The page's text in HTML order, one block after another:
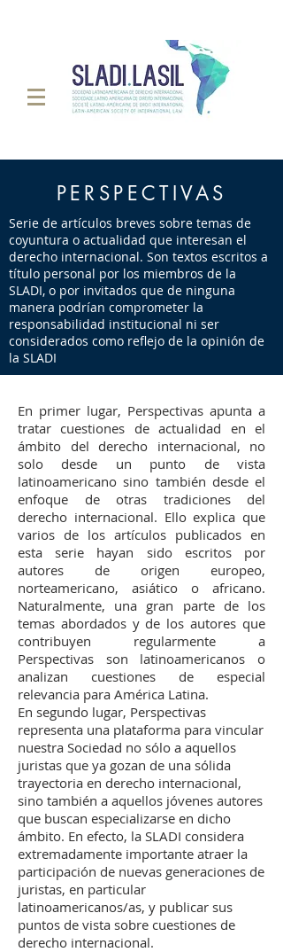
PERSPECTIVAS
Serie de artículos breves sobre temas de
coyuntura o actualidad que interesan el
derecho internacional. Son textos escritos a
título personal por los miembros de la
SLADI, o por invitados que de ninguna
manera podrían comprometer la
responsabilidad institucional ni ser
considerados como reflejo de la opinión de
la SLADI
En primer lugar, Perspectivas apunta a
tratar cuestiones de actualidad en el
ámbito del derecho internacional, no
solo desde un punto de vista
latinoamericano sino también desde el
enfoque de otras tradiciones del
derecho internacional. Ello explica que
varios de los artículos publicados en
esta serie hayan sido escritos por
autores de origen europeo,
norteamericano, asiático o africano.
Naturalmente, una gran parte de los
temas abordados y de los autores que
contribuyen regularmente a
Perspectivas son latinoamericanos o
analizan cuestiones de especial
relevancia para América Latina.
En segundo lugar, Perspectivas
representa una plataforma para vincular
nuestra Sociedad no sólo a aquellos
juristas que ya gozan de una sólida
trayectoria en derecho internacional,
sino también a aquellos jóvenes autores
que buscan especializarse en dicho
ámbito. En efecto, la SLADI considera
extremadamente importante atraer la
participación de nuevas generaciones de
juristas, en particular
latinoamericanos/as, y publicar sus
puntos de vista sobre cuestiones de
derecho internacional.